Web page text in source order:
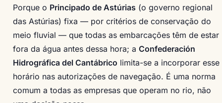
Porque o Principado de Astúrias (o governo regional
das Astúrias) fixa — por critérios de conservação do
meio fluvial — que todas as embarcações têm de estar
fora da água antes dessa hora; a Confederación
Hidrográfica del Cantábrico limita-se a incorporar esse
horário nas autorizações de navegação. É uma norma
comum a todas as empresas que operam no rio, não